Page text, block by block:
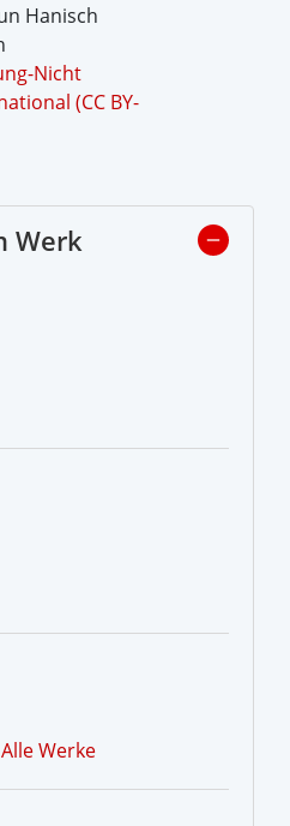
Hanisch
Nicht
(CC BY-
Werk
Alle Werke